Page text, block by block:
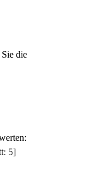
die
5]